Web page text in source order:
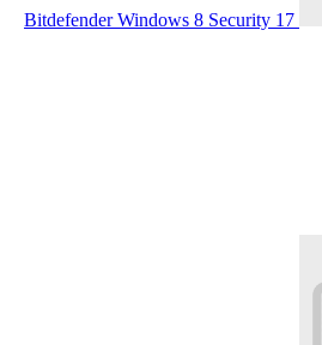
Bitdefender Windows 8 Security 17